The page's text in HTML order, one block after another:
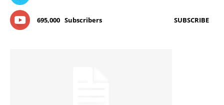
695,000 Subscribers SUBSCRIBE